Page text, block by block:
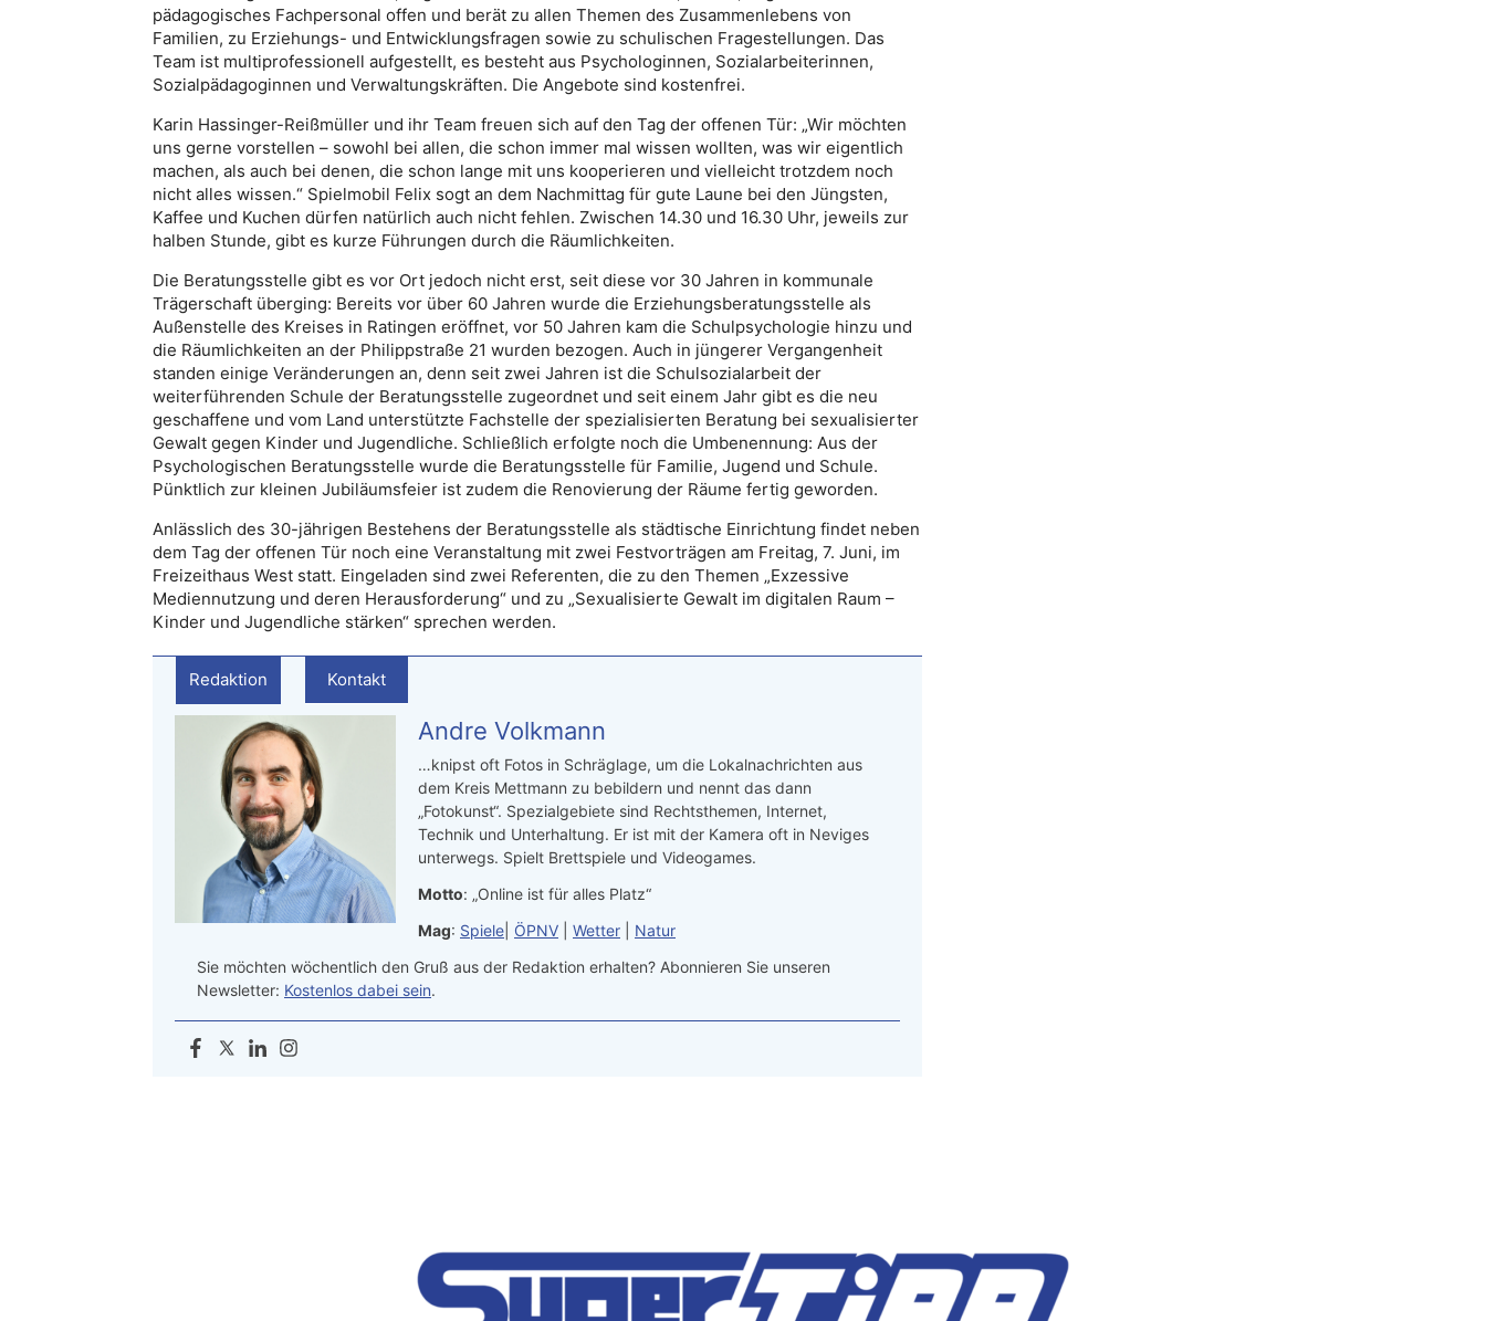
pädagogisches Fachpersonal offen und berät zu allen Themen des Zusammenlebens von
Familien, zu Erziehungs- und Entwicklungsfragen sowie zu schulischen Fragestellungen. Das
Team ist multiprofessionell aufgestellt, es besteht aus Psychologinnen, Sozialarbeiterinnen,
Sozialpädagoginnen und Verwaltungskräften. Die Angebote sind kostenfrei.
Karin Hassinger-Reißmüller und ihr Team freuen sich auf den Tag der offenen Tür: „Wir möchten
uns gerne vorstellen – sowohl bei allen, die schon immer mal wissen wollten, was wir eigentlich
machen, als auch bei denen, die schon lange mit uns kooperieren und vielleicht trotzdem noch
nicht alles wissen.“ Spielmobil Felix sogt an dem Nachmittag für gute Laune bei den Jüngsten,
Kaffee und Kuchen dürfen natürlich auch nicht fehlen. Zwischen 14.30 und 16.30 Uhr, jeweils zur
halben Stunde, gibt es kurze Führungen durch die Räumlichkeiten.
Die Beratungsstelle gibt es vor Ort jedoch nicht erst, seit diese vor 30 Jahren in kommunale
Trägerschaft überging: Bereits vor über 60 Jahren wurde die Erziehungsberatungsstelle als
Außenstelle des Kreises in Ratingen eröffnet, vor 50 Jahren kam die Schulpsychologie hinzu und
die Räumlichkeiten an der Philippstraße 21 wurden bezogen. Auch in jüngerer Vergangenheit
standen einige Veränderungen an, denn seit zwei Jahren ist die Schulsozialarbeit der
weiterführenden Schule der Beratungsstelle zugeordnet und seit einem Jahr gibt es die neu
geschaffene und vom Land unterstützte Fachstelle der spezialisierten Beratung bei sexualisierter
Gewalt gegen Kinder und Jugendliche. Schließlich erfolgte noch die Umbenennung: Aus der
Psychologischen Beratungsstelle wurde die Beratungsstelle für Familie, Jugend und Schule.
Pünktlich zur kleinen Jubiläumsfeier ist zudem die Renovierung der Räume fertig geworden.
Anlässlich des 30-jährigen Bestehens der Beratungsstelle als städtische Einrichtung findet neben
dem Tag der offenen Tür noch eine Veranstaltung mit zwei Festvorträgen am Freitag, 7. Juni, im
Freizeithaus West statt. Eingeladen sind zwei Referenten, die zu den Themen „Exzessive
Mediennutzung und deren Herausforderung“ und zu „Sexualisierte Gewalt im digitalen Raum –
Kinder und Jugendliche stärken“ sprechen werden.
Redaktion Kontakt
Andre Volkmann
…knipst oft Fotos in Schräglage, um die Lokalnachrichten aus
dem Kreis Mettmann zu bebildern und nennt das dann
„Fotokunst“. Spezialgebiete sind Rechtsthemen, Internet,
Technik und Unterhaltung. Er ist mit der Kamera oft in Neviges
unterwegs. Spielt Brettspiele und Videogames.
Motto: „Online ist für alles Platz“
Mag: Spiele ÖPNV Wetter
Natur
Sie möchten wöchentlich den Gruß aus der Redaktion erhalten? Abonnieren Sie unseren
Newsletter: Kostenlos dabei sein.